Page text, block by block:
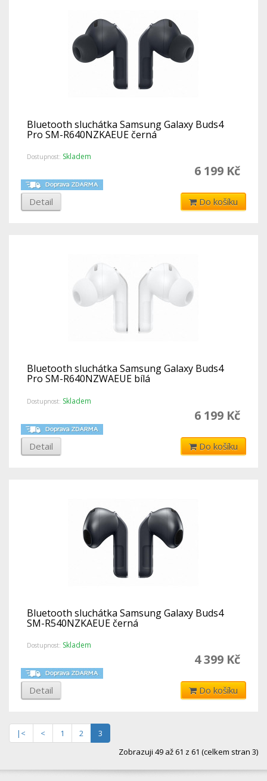
Bluetooth sluchátka Samsung Galaxy Buds4
Pro SM-R640NZKAEUE černá
Dostupnost: Skladem
6 199 Kč
Detail Do košíku
Bluetooth sluchátka Samsung Galaxy Buds4
Pro SM-R640NZWAEUE bílá
Dostupnost: Skladem
6 199 Kč
Detail Do košíku
Bluetooth sluchátka Samsung Galaxy Buds4
SM-R540NZKAEUE černá
Dostupnost: Skladem
4 399 Kč
Detail Do košíku
|< < 1 2
3
Zobrazuji 49 až 61 z 61 (celkem stran 3)